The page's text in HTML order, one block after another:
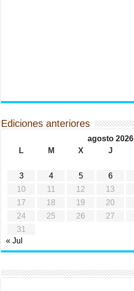
Ediciones anteriores
agosto 2026
L
M X J
3
4 5 6
10
11 12 13
17
18 19 20
24
25 26 27
31
« Jul